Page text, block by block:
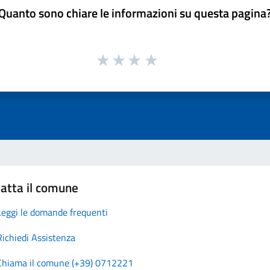
sono chiare le informazioni su questa
il comune
le domande frequenti
Assistenza
il comune (+39) 0712221